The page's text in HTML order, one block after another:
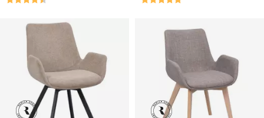
Betyg:
4.9 utav 5 stjärnor Betyg:
5.0 utav 5 stjärnor